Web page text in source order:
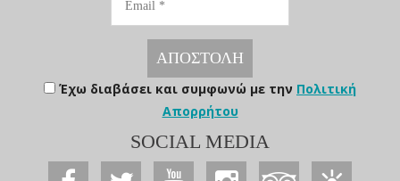
ΑΠΟΣΤΟΛΗ
Έχω διαβάσει και συμφωνώ με την Πολιτική
Απορρήτου
SOCIAL MEDIA